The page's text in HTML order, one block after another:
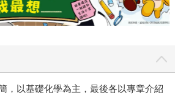
，以基礎化學為主，最後各以專章介紹